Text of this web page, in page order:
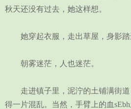
秋天还没有过去，她这样想。
她穿起衣服，走出草屋，身影踏
朝雾迷茫，人也迷茫。
走进镇子里，泥泞的土铺满街道
得一片混乱。当然，手臂上的血sEbh